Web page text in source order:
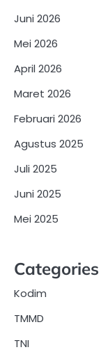
Juni 2026
Mei 2026
April 2026
Maret 2026
Februari 2026
Agustus 2025
Juli 2025
Juni 2025
Mei 2025
Categories
Kodim
TMMD
TNI